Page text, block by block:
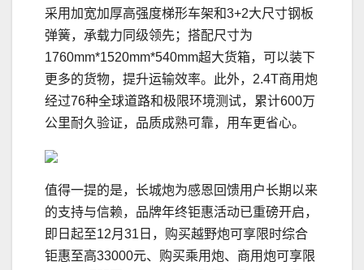
采用加宽加厚高强度梯形车架和3+2大尺寸钢板
弹簧，承载力同级领先；搭配尺寸为
1760mm*1520mm*540mm超大货箱，可以装下
更多的货物，提升运输效率。此外，2.4T商用炮
经过76种全球道路和极限环境测试，累计600万
公里耐久验证，品质成熟可靠，用车更省心。
值得一提的是，长城炮为感恩回馈用户长期以来
的支持与信赖，品牌年终钜惠活动已重磅开启，
即日起至12月31日，购买越野炮可享限时综合
钜惠至高33000元、购买乘用炮、商用炮可享限